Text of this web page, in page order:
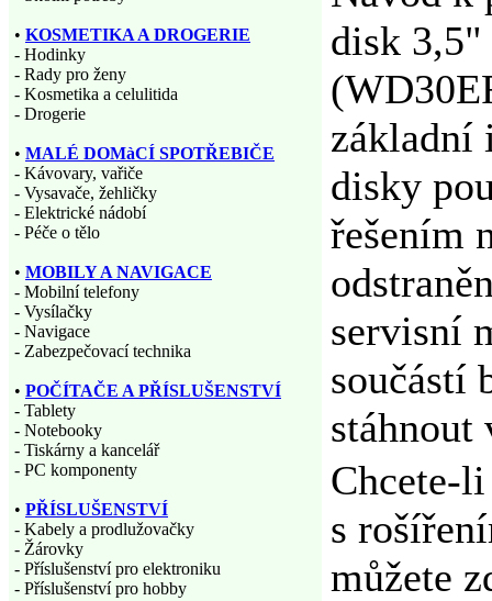
disk
základní
disky
řešením
servisní
součástí
stáhnout
Chcete-
s
můžete
• KOSMETIKA A DROGERIE
- Hodinky
- Rady pro ženy
- Kosmetika a celulitida
- Drogerie
• MALÉ DOMàCÍ SPOTŘEBIČE
- Kávovary, vařiče
- Vysavače, žehličky
- Elektrické nádobí
- Péče o tělo
• MOBILY A NAVIGACE
- Mobilní telefony
- Vysílačky
- Navigace
- Zabezpečovací technika
• POČÍTAČE A PŘÍSLUŠENSTVÍ
- Tablety
- Notebooky
- Tiskárny a kancelář
- PC komponenty
• PŘÍSLUŠENSTVÍ
- Kabely a prodlužovačky
- Žárovky
- Příslušenství pro elektroniku
- Příslušenství pro hobby